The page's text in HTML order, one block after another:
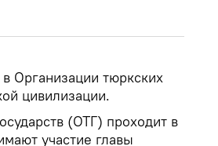
Организации тюркских
цивилизации.
(ОТГ) проходит в
участие главы